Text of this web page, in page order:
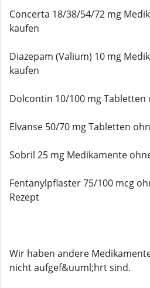
Concerta 18/38/54/72 mg
kaufen
Diazepam (Valium) 10 mg
kaufen
Dolcontin 10/100 mg Tabletten
Elvanse 50/70 mg Tabletten
Sobril 25 mg Medikamente
Fentanylpflaster 75/100 mcg
Rezept
Wir haben andere
nicht aufgef&uuml;hrt sind.